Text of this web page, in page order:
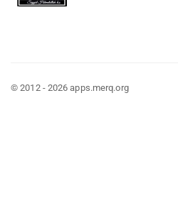
© 2012 - 2026 apps.merq.org